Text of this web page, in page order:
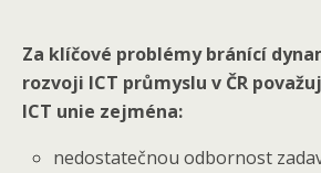
Za klíčové problémy bránící
rozvoji ICT průmyslu v ČR
ICT unie zejména:
nedostatečnou odbornost